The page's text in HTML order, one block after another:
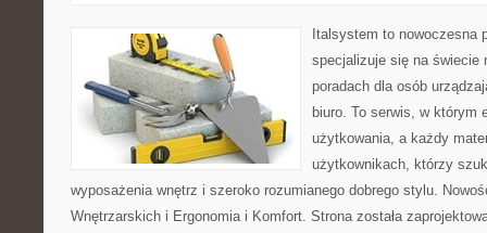
Italsystem to nowoczesna
specjalizuje się na świecie
poradach dla osób
biuro. To serwis, w którym
użytkowania, a każdy
użytkownikach, którzy
wyposażenia wnętrz i szeroko rozumianego dobrego stylu.
Wnętrzarskich i Ergonomia i Komfort. Strona została